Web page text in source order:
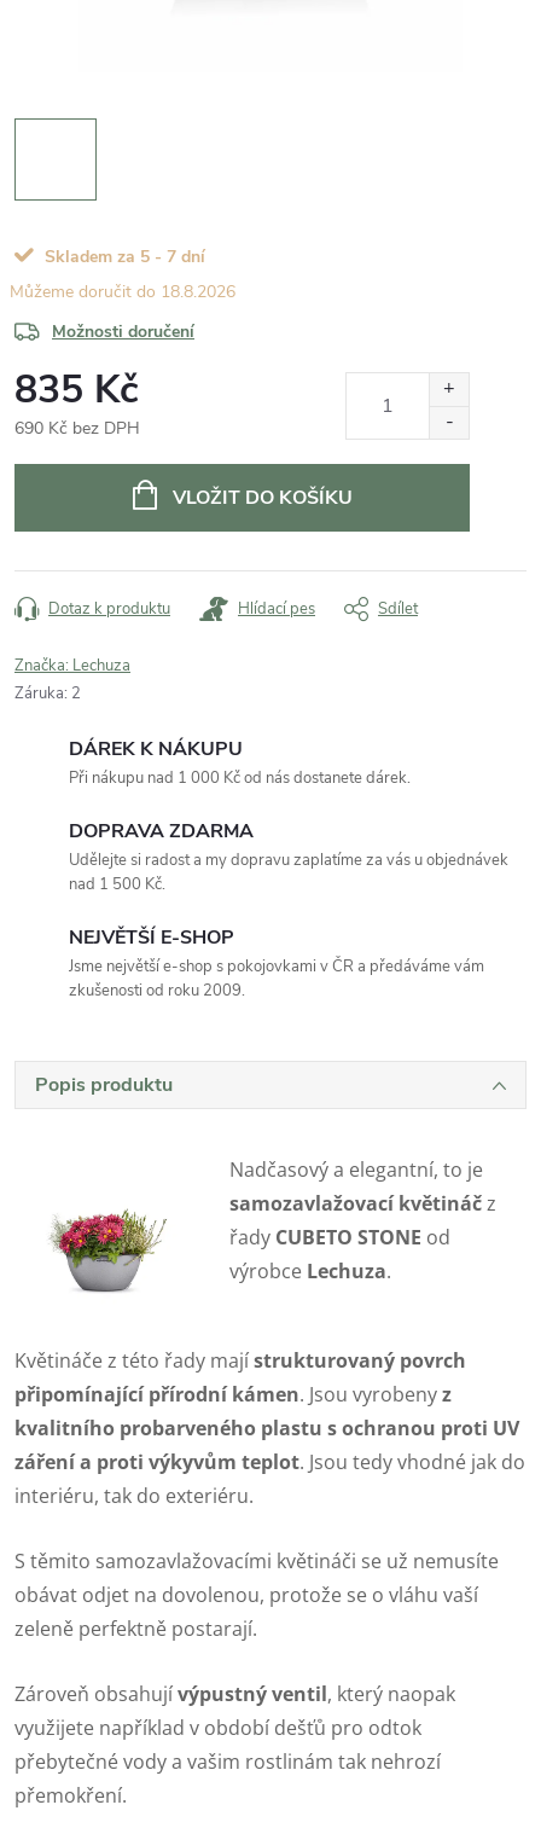
Skladem za 5 - 7 dní
18.8.2026
Možnosti doručení
835 Kč
690 Kč bez DPH
VLOŽIT DO KOŠÍKU
Dotaz k produktu Hlídací pes Sdílet
Značka: Lechuza
Záruka: 2
DÁREK K NÁKUPU
Při nákupu nad 1 000 Kč od nás dostanete dárek.
DOPRAVA ZDARMA
Udělejte si radost a my dopravu zaplatíme za vás u objednávek
nad 1 500 Kč.
NEJVĚTŠÍ E-SHOP
Jsme největší e-shop s pokojovkami v ČR a předáváme vám
zkušenosti od roku 2009.
Popis produktu
Nadčasový a elegantní, to je
samozavlažovací květináčz
řady CUBETO STONE od
výrobce Lechuza.
Květináče z této řady majístrukturovaný povrch
připomínající přírodní kámen. Jsou vyrobenyz
kvalitního probarveného plastu s ochranou proti UV
záření a proti výkyvům teplot. Jsou tedy vhodné jak do
interiéru, tak do exteriéru.
S těmito samozavlažovacími květináči se už nemusíte
obávat odjet na dovolenou, protože se o vláhu vaší
zeleně perfektně postarají.
Zároveň obsahujívýpustný ventil, který naopak
využijete například v období dešťů pro odtok
přebytečné vody a vašim rostlinám tak nehrozí
přemokření.